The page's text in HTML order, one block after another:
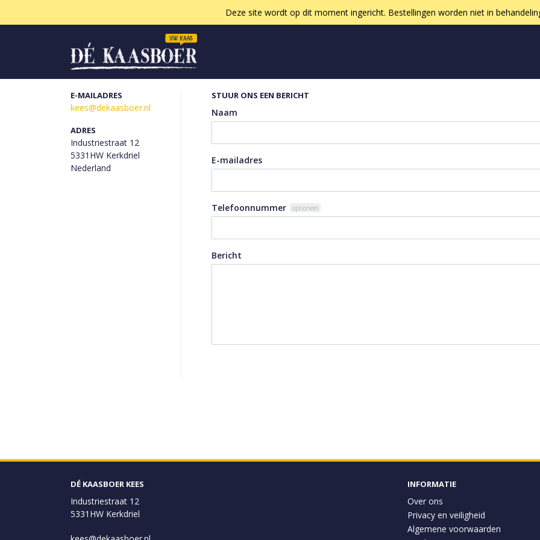
Deze site wordt op dit moment ingericht. Bestellingen worden niet in
E-MAILADRES
kees@dekaasboer.nl
ADRES
Industriestraat 12
5331HW Kerkdriel
Nederland
STUUR ONS EEN BERICHT
Naam
E-mailadres
Telefoonnummer optioneel
Bericht
DÉ KAASBOER KEES
Industriestraat 12
5331HW Kerkdriel
INFORMATIE
Over ons
Privacy en veiligheid
Algemene voorwaarden